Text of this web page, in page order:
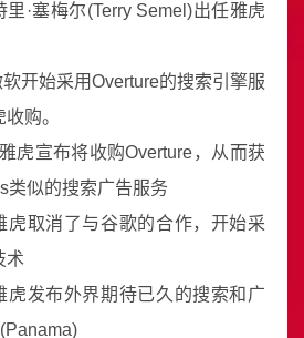
塞梅尔(Terry Semel)出任雅虎
始采用Overture的搜索引擎服
购。
宣布将收购Overture，从而获
类似的搜索广告服务
取消了与谷歌的合作，开始采
术
发布外界期待已久的搜索和广